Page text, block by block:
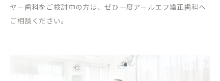
ヤー歯科をご検討中の方は、ぜひ一度アールエフ矯正歯科へ
ご相談ください。